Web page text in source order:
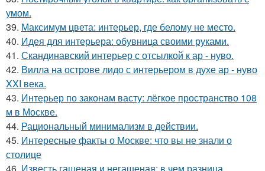
умом.
39. Максимум цвета: интерьер, где белому не место.
40. Идея для интерьера: обувница своими руками.
41. Скандинавский интерьер с отсылкой к ар - нуво.
42. Вилла на острове лидо с интерьером в духе ар - нуво
XXI века.
43. Интерьер по законам васту: лёгкое пространство 108
м в Москве.
44. Рациональный минимализм в действии.
45. Интересные факты о Москве: что вы не знали о
столице